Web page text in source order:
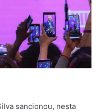
sancionou, nesta